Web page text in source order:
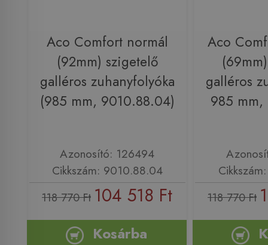
Aco Comfort normál
(92mm) szigetelő
galléros zuhanyfolyóka
(985 mm, 9010.88.04)
Azonosító: 126494
Cikkszám: 9010.88.04
118 770 Ft 104 518 Ft
Kosárba
Aco
galléros
985
118 770 Ft